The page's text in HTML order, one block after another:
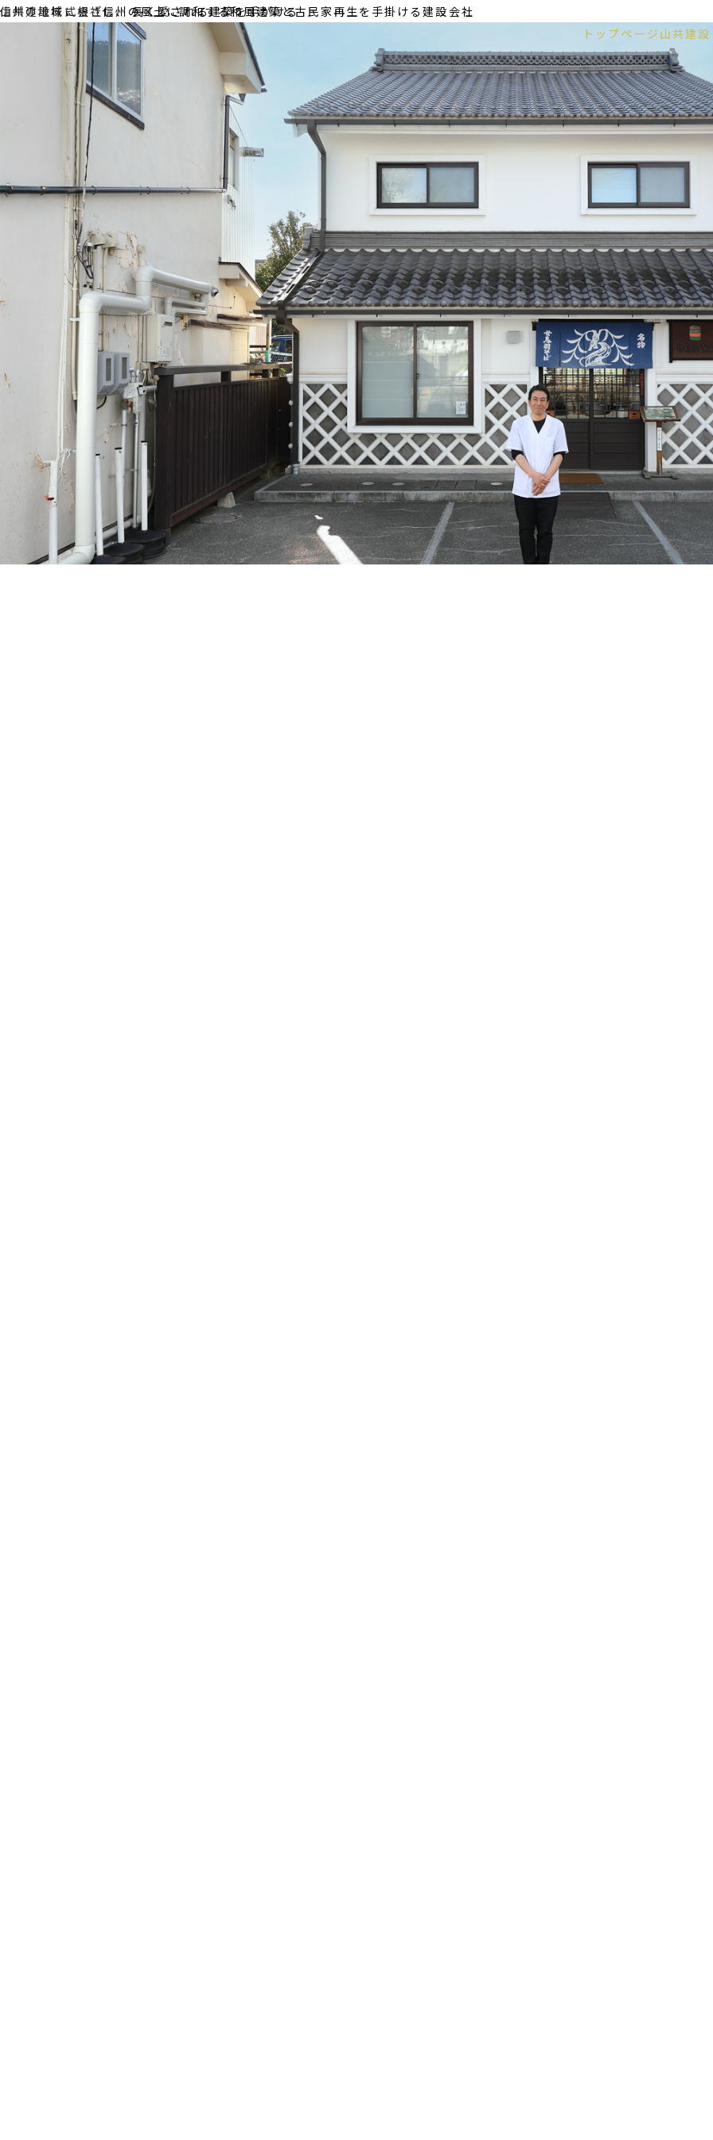
山共建設株式会社信州の風土に調和する和風建築と古民家再生を手掛ける建設会社
トップページ 山共建
トップ
・不動産情報
お問い合わせ
信州の地域に根ざし、 長く愛される建築を手がける